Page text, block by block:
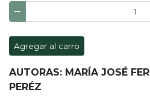
Agregar al carro
AUTORAS: MARÍA JOSÉ
PERÉZ